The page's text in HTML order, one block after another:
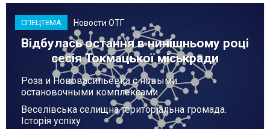
СПЕЦТЕМА Новости ОТГ
Відбулась остання в нинішньому році
сесія Токмацької міськради
Роза и Нововасильевка с новыми
остановочными комплексами
Веселівська селищна територіальна громада.
Історія успіху